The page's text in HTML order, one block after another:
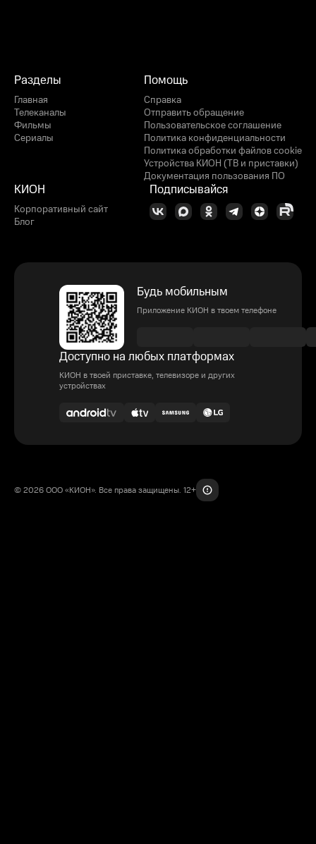
Разделы
Главная
Телеканалы
Фильмы
Сериалы
Помощь
Справка
Отправить обращение
Пользовательское соглашение
Политика конфиденциальности
Политика обработки файлов cookie
Устройства КИОН (ТВ и приставки)
Документация пользования ПО
КИОН
Корпоративный сайт
Блог
Подписывайся
Будь мобильным
Приложение КИОН в твоем телефоне
Доступно на любых платформах
КИОН в твоей приставке, телевизоре и других
устройствах
© 2026 ООО «КИОН». Все права защищены. 12+